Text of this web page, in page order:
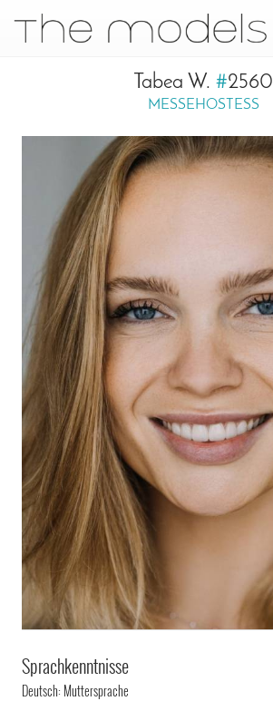
Navigation
Tabea W. #2560
MESSEHOSTESS
Sprachkenntnisse
Deutsch: Muttersprache